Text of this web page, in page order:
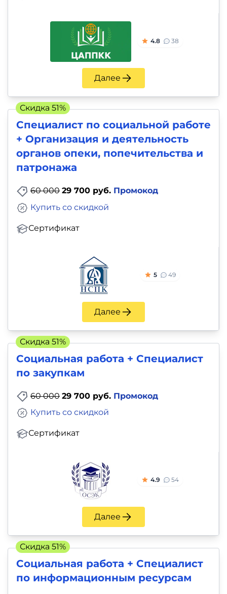
4.8 38
Далее
Специалист по социальной работе
+ Организация и деятельность
органов опеки, попечительства и
патронажа
60 000 29 700 руб. Промокод
Сертификат
Купить со скидкой
5 49
Далее
Скидка 51%
Социальная работа + Специалист
по закупкам
60 000 29 700 руб. Промокод
Сертификат
Купить со скидкой
4.9 54
Далее
Скидка 51%
Социальная работа + Специалист
по информационным ресурсам
Скидка 51%